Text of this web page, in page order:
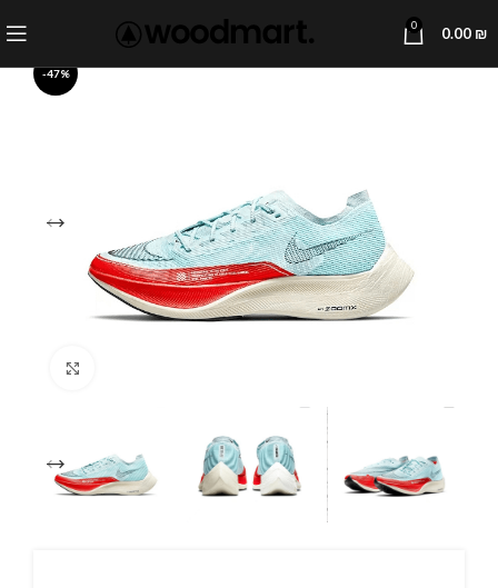
0 0.00 ₪
-47%